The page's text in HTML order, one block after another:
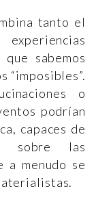
tanto el
sabemos
“imposibles”.
o
podrían
capaces de
sobre las
a menudo se